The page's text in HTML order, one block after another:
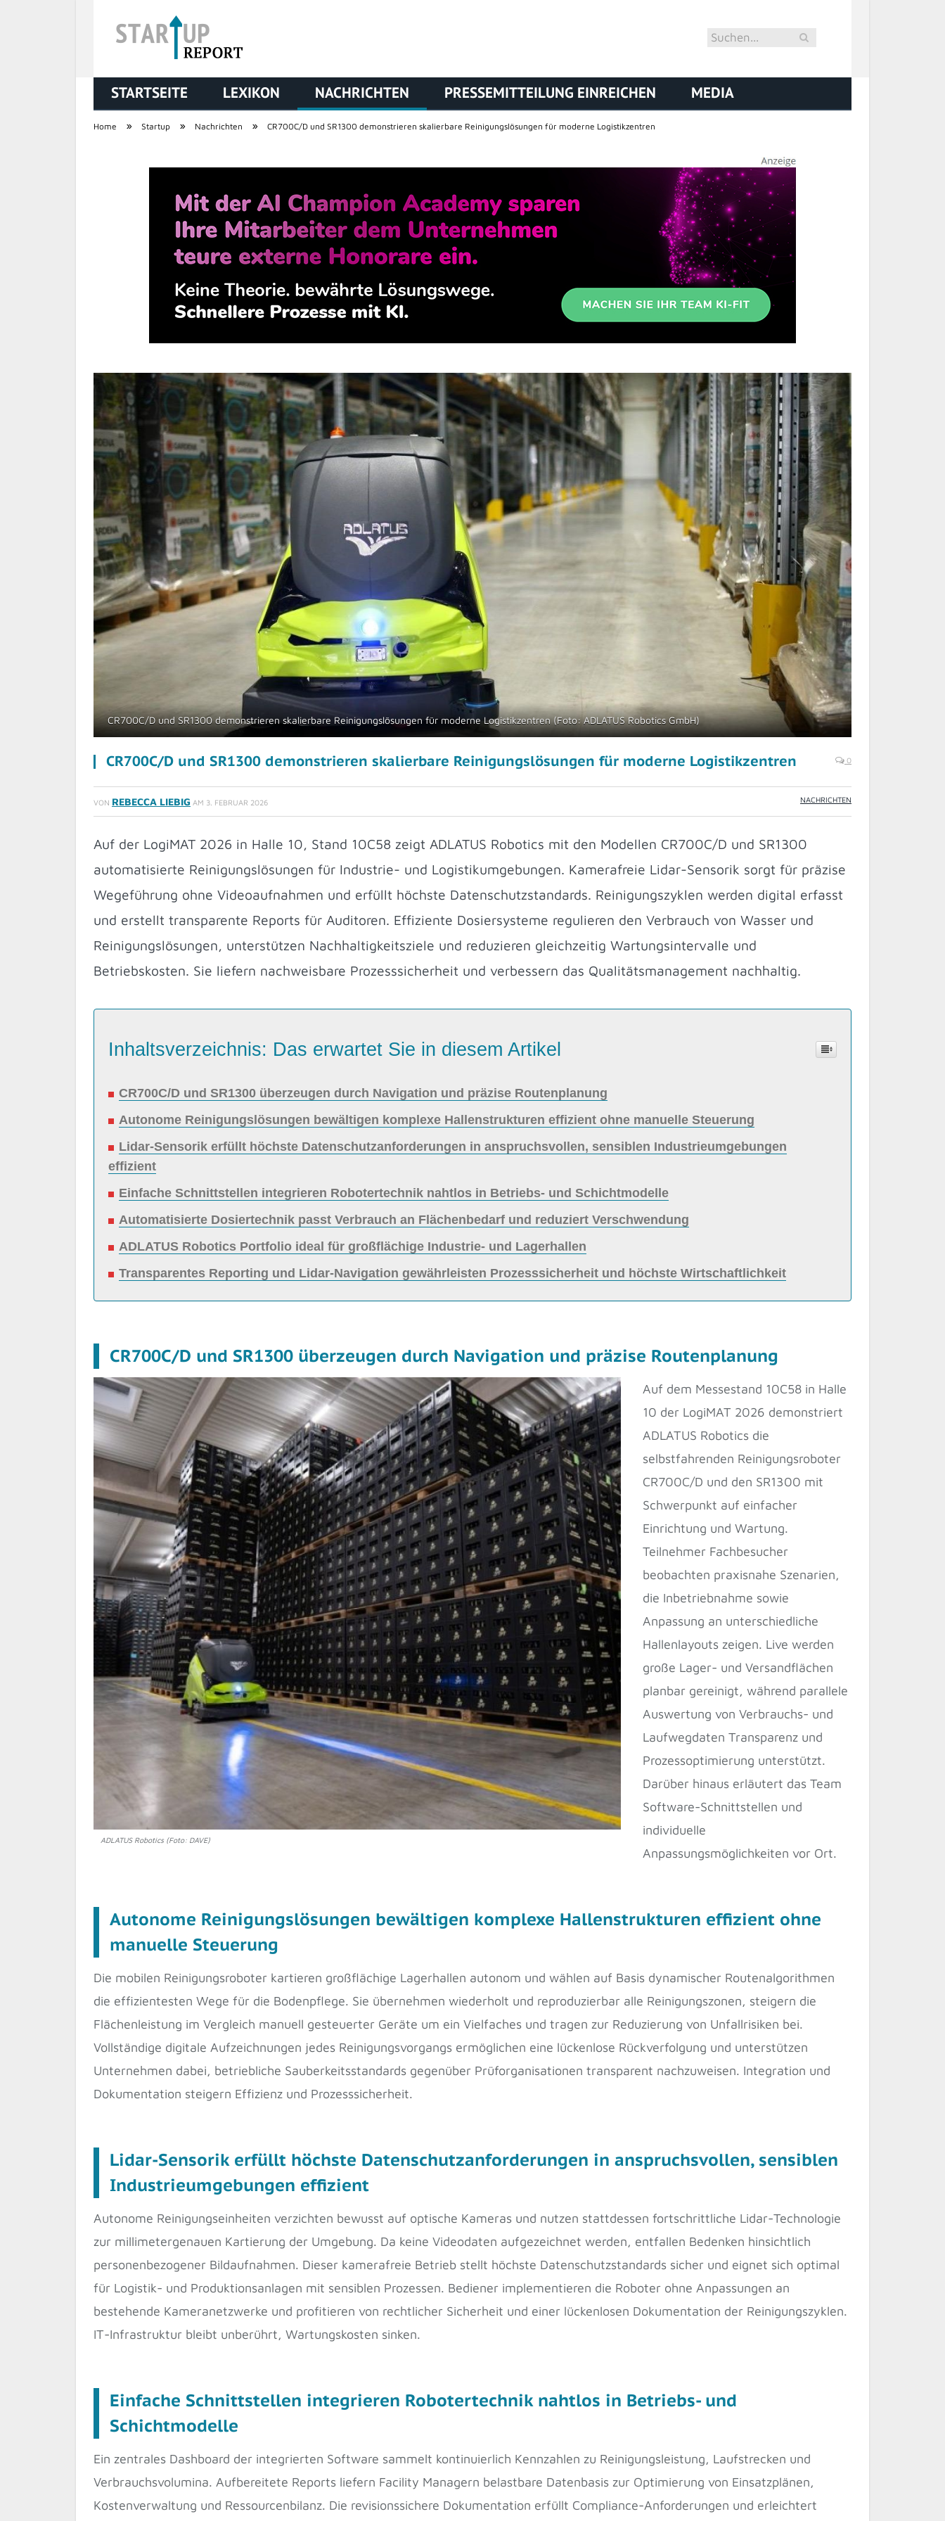
STARTUP REPORT
STARTSEITE LEXIKON NACHRICHTEN PRESSEMITTEILUNG EINREICHEN MEDIA
Home » Startup » Nachrichten » CR700C/D und SR1300 demonstrieren skalierbare Reinigungslösungen für moderne Logistikzentren
CR700C/D und SR1300 demonstrieren skalierbare Reinigungslösungen für moderne Logistikzentren (Foto: ADLATUS Robotics GmbH)
CR700C/D und SR1300 demonstrieren skalierbare Reinigungslösungen für moderne Logistikzentren 0
VON REBECCA LIEBIG AM 3. FEBRUAR 2026 NACHRICHTEN
Auf der LogiMAT 2026 in Halle 10, Stand 10C58 zeigt ADLATUS Robotics mit den Modellen CR700C/D und SR1300
automatisierte Reinigungslösungen für Industrie- und Logistikumgebungen. Kamerafreie Lidar-Sensorik sorgt für präzise
Wegeführung ohne Videoaufnahmen und erfüllt höchste Datenschutzstandards. Reinigungszyklen werden digital erfasst
und erstellt transparente Reports für Auditoren. Effiziente Dosiersysteme regulieren den Verbrauch von Wasser und
Reinigungslösungen, unterstützen Nachhaltigkeitsziele und reduzieren gleichzeitig Wartungsintervalle und
Betriebskosten. Sie liefern nachweisbare Prozesssicherheit und verbessern das Qualitätsmanagement nachhaltig.
Inhaltsverzeichnis: Das erwartet Sie in diesem Artikel
CR700C/D und SR1300 überzeugen durch Navigation und präzise Routenplanung
Autonome Reinigungslösungen bewältigen komplexe Hallenstrukturen effizient ohne manuelle Steuerung
Lidar-Sensorik erfüllt höchste Datenschutzanforderungen in anspruchsvollen, sensiblen Industrieumgebungen
effizient
Einfache Schnittstellen integrieren Robotertechnik nahtlos in Betriebs- und Schichtmodelle
Automatisierte Dosiertechnik passt Verbrauch an Flächenbedarf und reduziert Verschwendung
ADLATUS Robotics Portfolio ideal für großflächige Industrie- und Lagerhallen
Transparentes Reporting und Lidar-Navigation gewährleisten Prozesssicherheit und höchste Wirtschaftlichkeit
CR700C/D und SR1300 überzeugen durch Navigation und präzise Routenplanung
ADLATUS Robotics (Foto: DAVE)
Auf dem Messestand 10C58 in Halle
10 der LogiMAT 2026 demonstriert
ADLATUS Robotics die
selbstfahrenden Reinigungsroboter
CR700C/D und den SR1300 mit
Schwerpunkt auf einfacher
Einrichtung und Wartung.
Teilnehmer Fachbesucher
beobachten praxisnahe Szenarien,
die Inbetriebnahme sowie
Anpassung an unterschiedliche
Hallenlayouts zeigen. Live werden
große Lager- und Versandflächen
planbar gereinigt, während parallele
Auswertung von Verbrauchs- und
Laufwegdaten Transparenz und
Prozessoptimierung unterstützt.
Darüber hinaus erläutert das Team
Software-Schnittstellen und
individuelle
Anpassungsmöglichkeiten vor Ort.
Autonome Reinigungslösungen bewältigen komplexe Hallenstrukturen effizient ohne
manuelle Steuerung
Die mobilen Reinigungsroboter kartieren großflächige Lagerhallen autonom und wählen auf Basis dynamischer Routenalgorithmen
die effizientesten Wege für die Bodenpflege. Sie übernehmen wiederholt und reproduzierbar alle Reinigungszonen, steigern die
Flächenleistung im Vergleich manuell gesteuerter Geräte um ein Vielfaches und tragen zur Reduzierung von Unfallrisiken bei.
Vollständige digitale Aufzeichnungen jedes Reinigungsvorgangs ermöglichen eine lückenlose Rückverfolgung und unterstützen
Unternehmen dabei, betriebliche Sauberkeitsstandards gegenüber Prüforganisationen transparent nachzuweisen. Integration und
Dokumentation steigern Effizienz und Prozesssicherheit.
Lidar-Sensorik erfüllt höchste Datenschutzanforderungen in anspruchsvollen, sensiblen
Industrieumgebungen effizient
Autonome Reinigungseinheiten verzichten bewusst auf optische Kameras und nutzen stattdessen fortschrittliche Lidar-Technologie
zur millimetergenauen Kartierung der Umgebung. Da keine Videodaten aufgezeichnet werden, entfallen Bedenken hinsichtlich
personenbezogener Bildaufnahmen. Dieser kamerafreie Betrieb stellt höchste Datenschutzstandards sicher und eignet sich optimal
für Logistik- und Produktionsanlagen mit sensiblen Prozessen. Bediener implementieren die Roboter ohne Anpassungen an
bestehende Kameranetzwerke und profitieren von rechtlicher Sicherheit und einer lückenlosen Dokumentation der Reinigungszyklen.
IT-Infrastruktur bleibt unberührt, Wartungskosten sinken.
Einfache Schnittstellen integrieren Robotertechnik nahtlos in Betriebs- und
Schichtmodelle
Ein zentrales Dashboard der integrierten Software sammelt kontinuierlich Kennzahlen zu Reinigungsleistung, Laufstrecken und
Verbrauchsvolumina. Aufbereitete Reports liefern Facility Managern belastbare Datenbasis zur Optimierung von Einsatzplänen,
Kostenverwaltung und Ressourcenbilanz. Die revisionssichere Dokumentation erfüllt Compliance-Anforderungen und erleichtert